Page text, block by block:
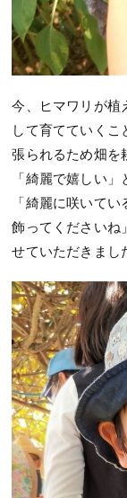
今、ヒマワリが植
して育てていくこ
張られるため畑を
「綺麗で嬉しい
「綺麗に咲いて
飾ってくださいね
せていただきまし